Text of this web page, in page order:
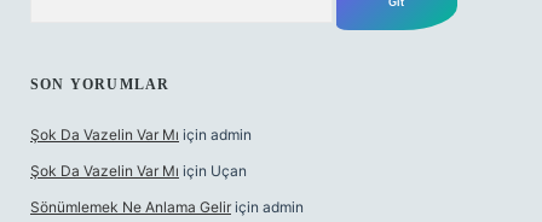
SON YORUMLAR
Şok Da Vazelin Var Mı için admin
Şok Da Vazelin Var Mı için Uçan
Sönümlemek Ne Anlama Gelir için admin